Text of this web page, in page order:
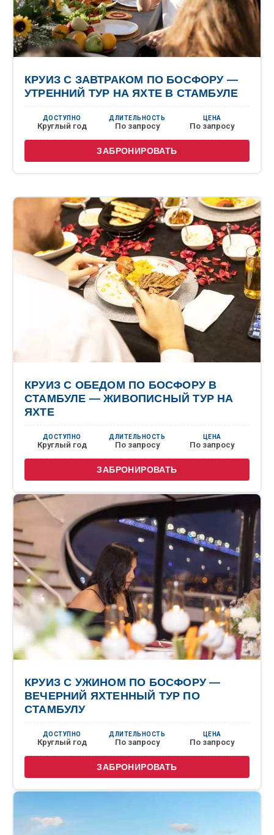
КРУИЗ С ЗАВТРАКОМ ПО БОСФОРУ —
УТРЕННИЙ ТУР НА ЯХТЕ В СТАМБУЛЕ
ДОСТУПНО
Круглый год
ДЛИТЕЛЬНОСТЬ
По запросу
ЦЕНА
По запросу
ЗАБРОНИРОВАТЬ
КРУИЗ С ОБЕДОМ ПО БОСФОРУ В
СТАМБУЛЕ — ЖИВОПИСНЫЙ ТУР НА
ЯХТЕ
ДОСТУПНО
Круглый год
ДЛИТЕЛЬНОСТЬ
По запросу
ЦЕНА
По запросу
ЗАБРОНИРОВАТЬ
КРУИЗ С УЖИНОМ ПО БОСФОРУ —
ВЕЧЕРНИЙ ЯХТЕННЫЙ ТУР ПО
СТАМБУЛУ
ДОСТУПНО
Круглый год
ДЛИТЕЛЬНОСТЬ
По запросу
ЦЕНА
По запросу
ЗАБРОНИРОВАТЬ